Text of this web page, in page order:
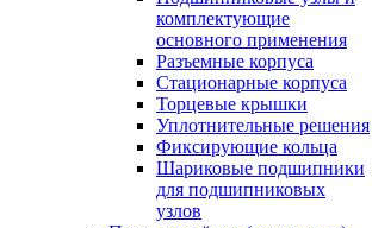
комплектующие
основного применения
Разъемные корпуса
Стационарные корпуса
Торцевые крышки
Уплотнительные решения
Фиксирующие кольца
Шариковые подшипники
для подшипниковых
узлов